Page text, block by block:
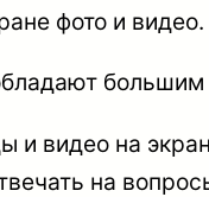
фото и видео.
и видео на
на